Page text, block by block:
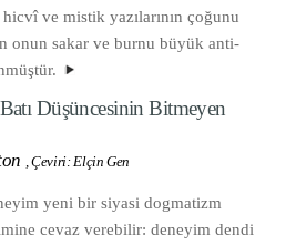
ve mistik yazılarının çoğunu
onun sakar ve burnu büyük anti-
Düşüncesinin Bitmeyen
,Çeviri: Elçin Gen
yeni bir siyasi dogmatizm
cevaz verebilir: deneyim dendi